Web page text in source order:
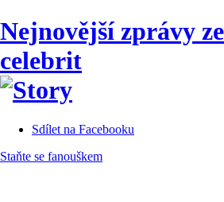
Nejnovější zprávy
celebrit
Sdílet na Facebooku
Staňte se fanouškem